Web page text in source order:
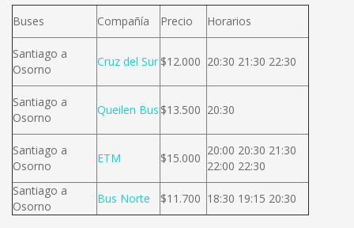
Buses Compañía Precio Horarios
Santiago a
Osorno
Cruz del Sur $12.000 20:30 21:30 22:30
Santiago a
Osorno
Queilen Bus $13.500 20:30
Santiago a
Osorno
ETM $15.000
20:00 20:30 21:30
22:00 22:30
Santiago a
Osorno
Bus Norte $11.700 18:30 19:15 20:30